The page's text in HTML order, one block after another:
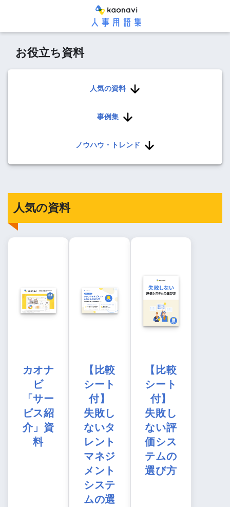
お役立ち資料
人気の資料
事例集
ノウハウ・トレンド
人気の資料
カオナ
ビ
「サー
ビス紹
介」資
料
【比較
シート
付】
失敗し
ないタ
レント
マネジ
メント
システ
ムの選
【比較
シート
付】
失敗し
ない評
価シス
テムの
選び方